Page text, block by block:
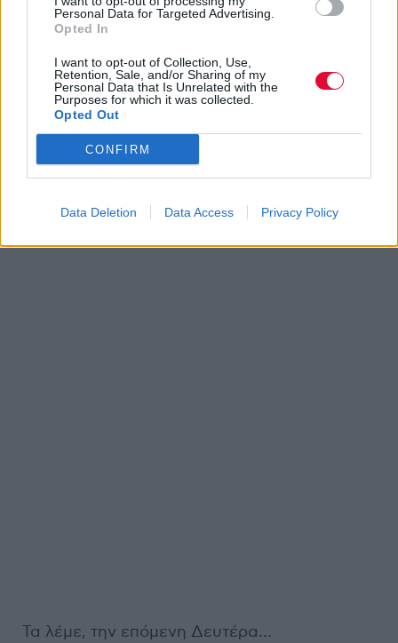
Personal Data for Targeted Advertising.
Opted In
I want to opt-out of Collection, Use,
Retention, Sale, and/or Sharing of my
Personal Data that Is Unrelated with the
Purposes for which it was collected.
Opted Out
CONFIRM
Data Deletion Data Access Privacy Policy
Crimson)για να παίξουν σε ένα album που
παραπέμπει σε γκοθού Kate Bush που το έχει
ρίξει στην γιόγκα και τον διαλογισμό. Έχει τις
στιγμές του, έχει το στυλ του, καλοκαιράκι
έχουμε, αυτά τα χαλαρά ακούσματα, ενώ το
αεράκι σας χαϊδεύει τα απόκρυφα σας, είναι
νομίζω ό,τι χρειάζεστε.
Τα λέμε, την επόμενη Δευτέρα…